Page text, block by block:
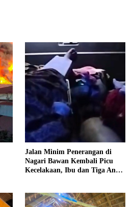
Jalan Minim Penerangan di
Nagari Bawan Kembali Picu
Kecelakaan, Ibu dan Tiga Anak